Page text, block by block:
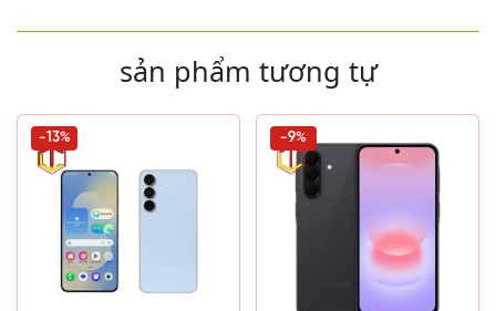
sản phẩm tương tự
-13% -9%